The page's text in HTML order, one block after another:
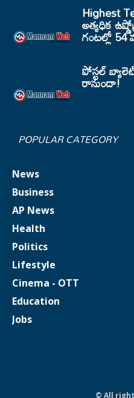
Highest
అత్యధిక
గంటల్లో
పోస్టల్
రానుందా!
POPULAR CATEGORY
News
Business
AP News
Health
Politics
Lifestyle
Cinema - OTT
Education
Jobs
© All